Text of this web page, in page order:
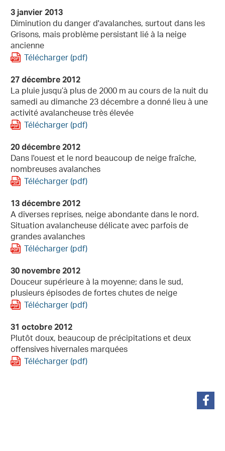
3 janvier 2013
Diminution du danger d'avalanches, surtout dans les
Grisons, mais problème persistant lié à la neige
ancienne
Télécharger (pdf)
27 décembre 2012
La pluie jusqu’à plus de 2000 m au cours de la nuit du
samedi au dimanche 23 décembre a donné lieu à une
activité avalancheuse très élevée
Télécharger (pdf)
20 décembre 2012
Dans l'ouest et le nord beaucoup de neige fraîche,
nombreuses avalanches
Télécharger (pdf)
13 décembre 2012
A diverses reprises, neige abondante dans le nord.
Situation avalancheuse délicate avec parfois de
grandes avalanches
Télécharger (pdf)
30 novembre 2012
Douceur supérieure à la moyenne; dans le sud,
plusieurs épisodes de fortes chutes de neige
Télécharger (pdf)
31 octobre 2012
Plutôt doux, beaucoup de précipitations et deux
offensives hivernales marquées
Télécharger (pdf)